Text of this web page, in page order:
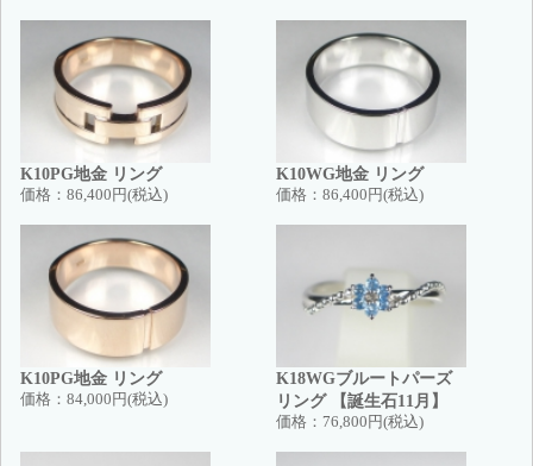
K10PG地金 リング
価格： 86,400円(税込)
K10WG地金 リング
価格： 86,400円(税込)
K10PG地金 リング
価格： 84,000円(税込)
K18WGブルートパーズ
リング 【誕生石11月】
価格： 76,800円(税込)